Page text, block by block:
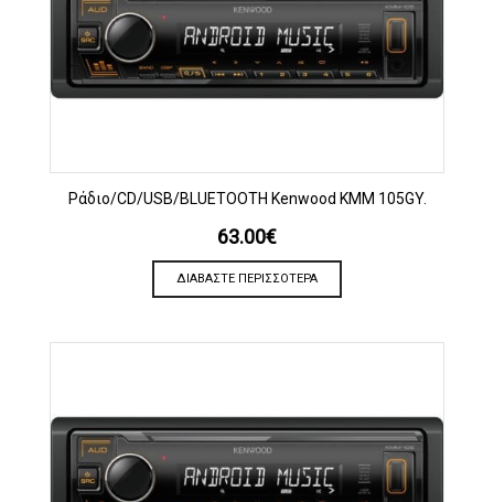
Ράδιο/CD/USB/BLUETOOTH Kenwood KMM 105GY.
63.00€
ΔΙΑΒΆΣΤΕ ΠΕΡΙΣΣΌΤΕΡΑ